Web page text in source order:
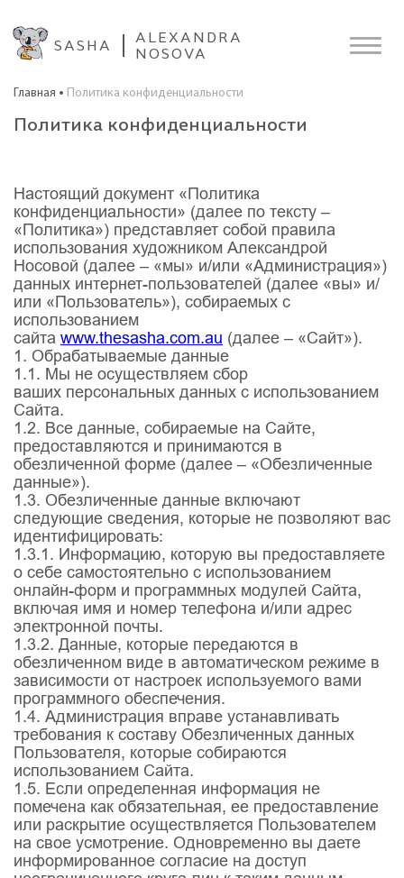
SASHA
ALEXANDRA
NOSOVA
Главная Политика конфиденциальности
Политика конфиденциальности
Настоящий документ «Политика
конфиденциальности» (далее по тексту –
«Политика») представляет собой правила
использования художником Александрой
Носовой (далее – «мы» и/или «Администрация»)
данных интернет-пользователей (далее «вы» и/
или «Пользователь»), собираемых с
использованием
сайта www.thesasha.com.au (далее – «Сайт»).
1. Обрабатываемые данные
1.1. Мы не осуществляем сбор
ваших персональных данных с использованием
Сайта.
1.2. Все данные, собираемые на Сайте,
предоставляются и принимаются в
обезличенной форме (далее – «Обезличенные
данные»).
1.3. Обезличенные данные включают
следующие сведения, которые не позволяют вас
идентифицировать:
1.3.1. Информацию, которую вы предоставляете
о себе самостоятельно с использованием
онлайн-форм и программных модулей Сайта,
включая имя и номер телефона и/или адрес
электронной почты.
1.3.2. Данные, которые передаются в
обезличенном виде в автоматическом режиме в
зависимости от настроек используемого вами
программного обеспечения.
1.4. Администрация вправе устанавливать
требования к составу Обезличенных данных
Пользователя, которые собираются
использованием Сайта.
1.5. Если определенная информация не
помечена как обязательная, ее предоставление
или раскрытие осуществляется Пользователем
на свое усмотрение. Одновременно вы даете
информированное согласие на доступ